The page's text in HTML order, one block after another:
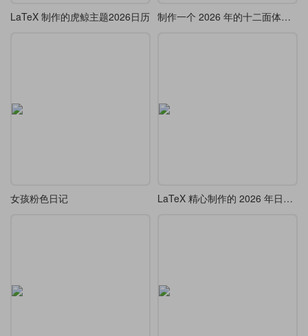
LaTeX 制作的虎鲸主题2026日历 制作一个 2026 年的十二面体的桌面台历
女孩粉色日记 LaTeX 精心制作的 2026 年日历来了，莲枝新品